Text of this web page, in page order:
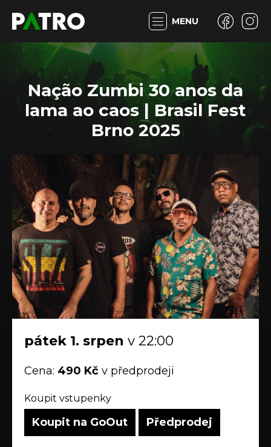
MENU
Nação Zumbi 30 anos da
lama ao caos | Brasil Fest
Brno 2025
pátek 1. srpen v 22:00
Cena: 490 Kč v předprodeji
Koupit vstupenky
Koupit na GoOut Předprodej